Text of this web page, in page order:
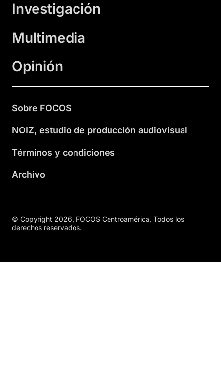
Investigación
Multimedia
Opinión
Sobre FOCOS
NOIZ, estudio de producción audiovisual
Términos y condiciones
Archivo
© Copyright 2026, FOCOS Centroamérica, Todos los
derechos reservados.